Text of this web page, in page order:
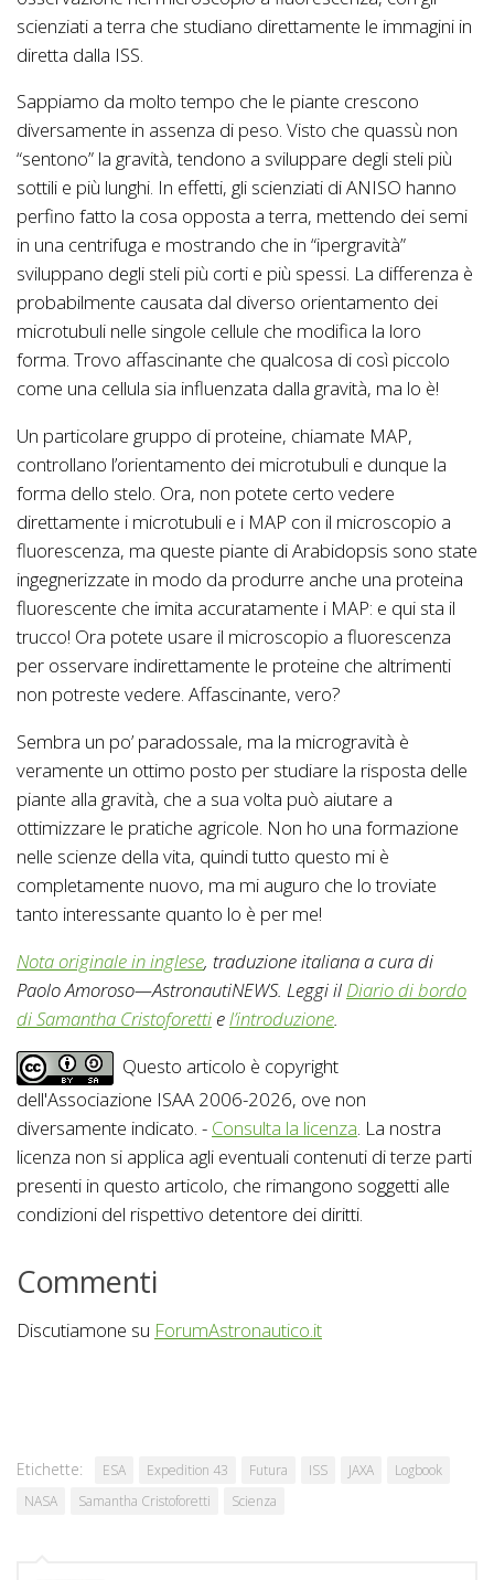
scienziati a terra che studiano direttamente le immagini in
diretta dalla ISS.
Sappiamo da molto tempo che le piante crescono
diversamente in assenza di peso. Visto che quassù non
“sentono” la gravità, tendono a sviluppare degli steli più
sottili e più lunghi. In effetti, gli scienziati di ANISO hanno
perfino fatto la cosa opposta a terra, mettendo dei semi
in una centrifuga e mostrando che in “ipergravità”
sviluppano degli steli più corti e più spessi. La differenza è
probabilmente causata dal diverso orientamento dei
microtubuli nelle singole cellule che modifica la loro
forma. Trovo affascinante che qualcosa di così piccolo
come una cellula sia influenzata dalla gravità, ma lo è!
Un particolare gruppo di proteine, chiamate MAP,
controllano l’orientamento dei microtubuli e dunque la
forma dello stelo. Ora, non potete certo vedere
direttamente i microtubuli e i MAP con il microscopio a
fluorescenza, ma queste piante di Arabidopsis sono state
ingegnerizzate in modo da produrre anche una proteina
fluorescente che imita accuratamente i MAP: e qui sta il
trucco! Ora potete usare il microscopio a fluorescenza
per osservare indirettamente le proteine che altrimenti
non potreste vedere. Affascinante, vero?
Sembra un po’ paradossale, ma la microgravità è
veramente un ottimo posto per studiare la risposta delle
piante alla gravità, che a sua volta può aiutare a
ottimizzare le pratiche agricole. Non ho una formazione
nelle scienze della vita, quindi tutto questo mi è
completamente nuovo, ma mi auguro che lo troviate
tanto interessante quanto lo è per me!
Nota originale in inglese, traduzione italiana a cura di
Paolo Amoroso—AstronautiNEWS. Leggi ilDiario di bordo
di Samantha Cristoforetti el’introduzione.
Questo articolo è copyright
dell'Associazione ISAA 2006-2026, ove non
diversamente indicato. - Consulta la licenza. La nostra
licenza non si applica agli eventuali contenuti di terze parti
presenti in questo articolo, che rimangono soggetti alle
condizioni del rispettivo detentore dei diritti.
Commenti
Discutiamone su ForumAstronautico.it
Etichette: ESA Expedition 43 Futura ISS JAXA
Logbook
NASA
Samantha Cristoforetti Scienza